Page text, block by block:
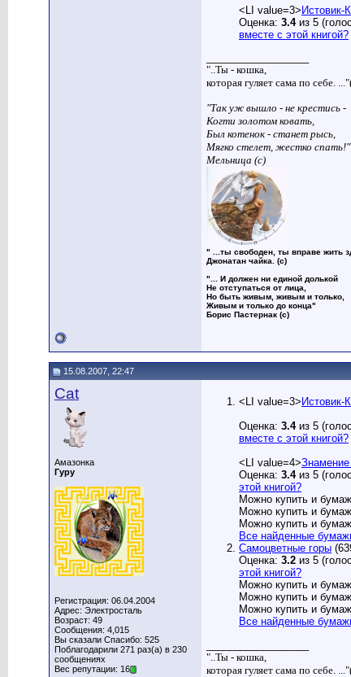
<LI value=3>Истовик-
Оценка: 3.4из 5
вместе с этой книгой?
"..Ты - кошка,
которая гуляет сама по себе.
"Так уж вышло - не крестись -
Когти золотом ковать,
Был котенок - станет рысь,
Мягко стелет, жестко спать!"
Мельница (с)
" ...ты свободен, ты вправе жить
Джонатан чайка. (с)
"... И должен ни единой долькой
Не отступаться от лица,
Но быть живым, живым и только,
Живым и только до конца"
Борис Пастернак (с)
15.08.2007, 22:47
Cat
Амазонка
Гуру
Регистрация: 06.04.2004
Адрес: Электросталь
Возраст: 49
Сообщения: 4,015
Вы сказали Спасибо: 525
Поблагодарили 271 раз(а) в 230
сообщениях
Вес репутации: 16
<LI value=3> Истовик-
Оценка: 3.4из 5
вместе с этой книгой?
<LI value=4>Знамение
Оценка: 3.4из 5
этой книгой?
Можно купить и
Можно купить и
Можно купить и
Все найденные
Самоцветные горы
Оценка: 3.2 из 5
этой книгой?
Можно купить и
Можно купить и
Можно купить и
Все найденные
"..Ты - кошка,
которая гуляет сама по себе.